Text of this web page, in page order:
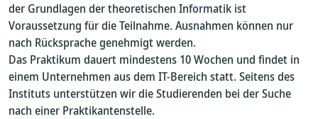
der Grundlagen der theoretischen Informatik ist
Voraussetzung für die Teilnahme. Ausnahmen können nur
nach Rücksprache genehmigt werden.
Das Praktikum dauert mindestens 10 Wochen und findet in
einem Unternehmen aus dem IT-Bereich statt. Seitens des
Instituts unterstützen wir die Studierenden bei der Suche
nach einer Praktikantenstelle.